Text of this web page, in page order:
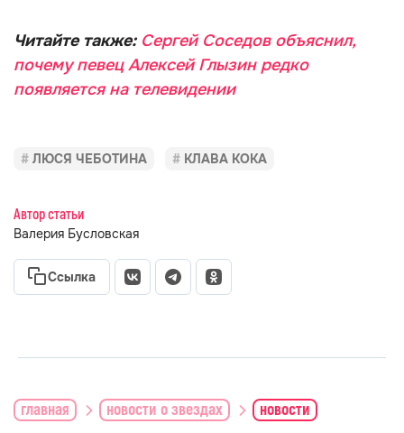
Читайте также: Сергей Соседов объяснил,
почему певец Алексей Глызин редко
появляется на телевидении
ЛЮСЯ ЧЕБОТИНА КЛАВА КОКА
Автор статьи
Валерия Бусловская
Ссылка
главная новости о звездах новости